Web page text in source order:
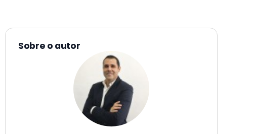
Sobre o autor